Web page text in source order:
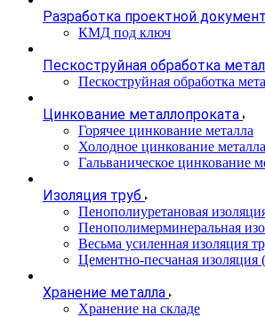
Разработка проектной
КМД под ключ
Пескоструйная обработка
Пескоструйная обработка
Цинкование металлопроката
Горячее цинкование металла
Холодное цинкование металла
Гальваническое цинкование
Изоляция труб
Пенополиуретановая
Пенополимерминеральная
Весьма усиленная изоляция
Цементно-песчаная
Хранение металла
Хранение на складе